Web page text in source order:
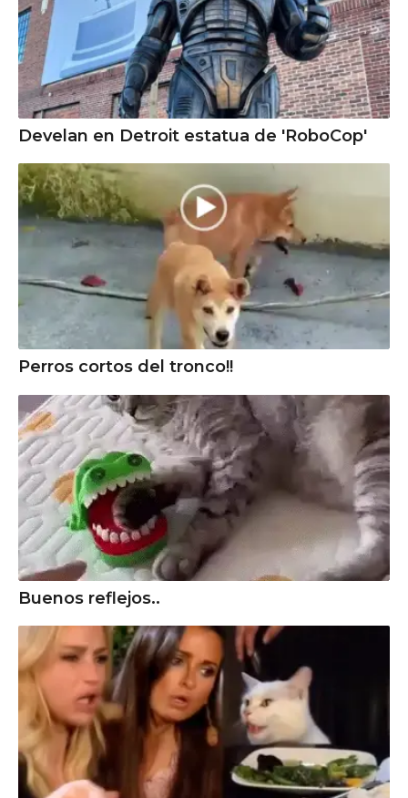
Develan en Detroit estatua de 'RoboCop'
Perros cortos del tronco!!
Buenos reflejos..